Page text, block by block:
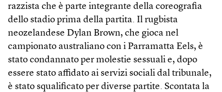
razzista che è parte integrante della coreografia
dello stadio prima della partita. Il rugbista
neozelandese Dylan Brown, che gioca nel
campionato australiano con i Parramatta Eels, è
stato condannato per molestie sessuali e, dopo
essere stato affidato ai servizi sociali dal tribunale,
è stato squalificato per diverse partite. Scontata la